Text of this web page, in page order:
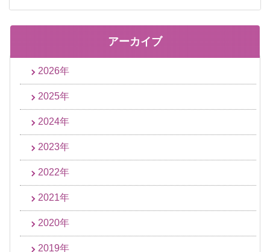
アーカイブ
2026年
2025年
2024年
2023年
2022年
2021年
2020年
2019年